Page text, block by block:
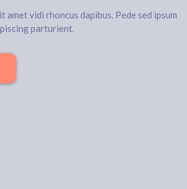
amet vidi rhoncus dapibus. Pede sed ipsum
parturient.